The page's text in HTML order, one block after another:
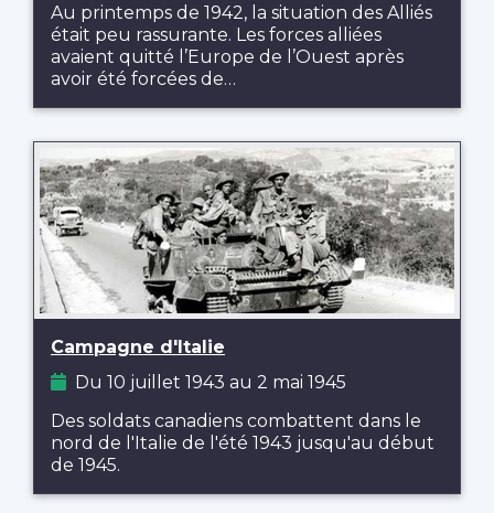
Au printemps de 1942, la situation des Alliés
était peu rassurante. Les forces alliées
avaient quitté l’Europe de l’Ouest après
avoir été forcées de…
Campagne d'Italie
Du 10 juillet 1943 au 2 mai 1945
Des soldats canadiens combattent dans le
nord de l'Italie de l'été 1943 jusqu'au début
de 1945.